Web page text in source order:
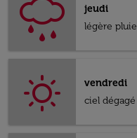
jeudi
légère pluie
vendredi
ciel dégagé